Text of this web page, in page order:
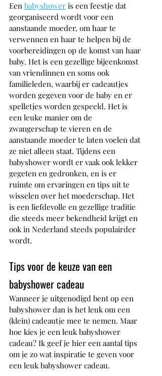
Een babyshower is een feestje dat
georganiseerd wordt voor een
aanstaande moeder, om haar te
verwennen en haar te helpen bij de
voorbereidingen op de komst van haar
baby. Het is een gezellige bijeenkomst
van vriendinnen en soms ook
familieleden, waarbij er cadeautjes
worden gegeven voor de baby en er
spelletjes worden gespeeld. Het is
een leuke manier om de
zwangerschap te vieren en de
aanstaande moeder te laten voelen dat
ze niet alleen staat. Tijdens een
babyshower wordt er vaak ook lekker
gegeten en gedronken, en is er
ruimte om ervaringen en tips uit te
wisselen over het moederschap. Het
is een liefdevolle en gezellige traditie
die steeds meer bekendheid krijgt en
ook in Nederland steeds populairder
wordt.
Tips voor de keuze van een
babyshower cadeau
Wanneer je uitgenodigd bent op een
babyshower dan is het leuk om een
(klein) cadeautje mee te nemen. Maar
hoe kies je een leuk babyshower
cadeau? Ik geef je hier een aantal tips
om je zo wat inspiratie te geven voor
een leuk babyshower cadeau.